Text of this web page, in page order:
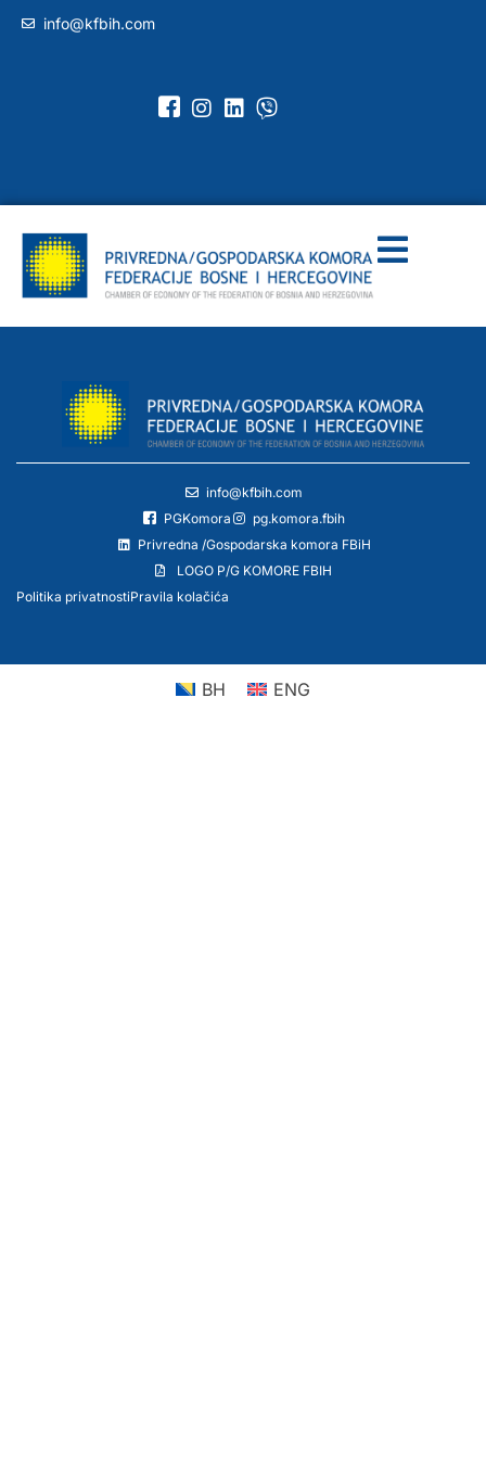
info@kfbih.com
info@kfbih.com
PGKomora
pg.komora.fbih
Privredna /Gospodarska komora FBiH
LOGO P/G KOMORE FBIH
Politika privatnostiPravila kolačića
BH ENG